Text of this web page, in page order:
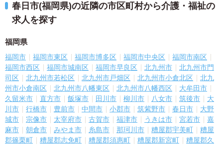
春日市(福岡県)の近隣の市区町村から介護・福祉の
求人を探す
福岡県
福岡市 福岡市東区 福岡市博多区 福岡市中央区
福岡市南区
福岡市西区
福岡市城南区 福岡市早良区 北九州市
北九州市門
司区
北九州市若松区 北九州市戸畑区 北九州市小倉北区
北九
州市小倉南区
北九州市八幡東区 北九州市八幡西区
大牟田市
久留米市
直方市 飯塚市 田川市 柳川市 八女市 筑後市
大
川市
行橋市 豊前市 中間市 小郡市 筑紫野市 春日市
大野
城市
宗像市 太宰府市 古賀市 福津市 うきは市 宮若市
嘉
麻市
朝倉市 みやま市 糸島市 那珂川市 糟屋郡宇美町
糟屋
郡篠栗町
糟屋郡志免町 糟屋郡須惠町 糟屋郡新宮町
糟屋郡久